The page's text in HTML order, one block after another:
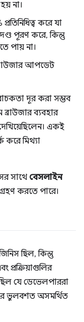
না।
করে যা
পূরণ করে, কিন্তু
পায় না।
আপডেট
দূর করা সম্ভব
ব্যবহার
একই
করে মিথ্যা
সাথে বেসলাইন
করতে পারে।
ছিল, কিন্তু
প্রক্রিয়াগুলির
যে ডেভেলপাররা
ভুলবশত অসমর্থিত